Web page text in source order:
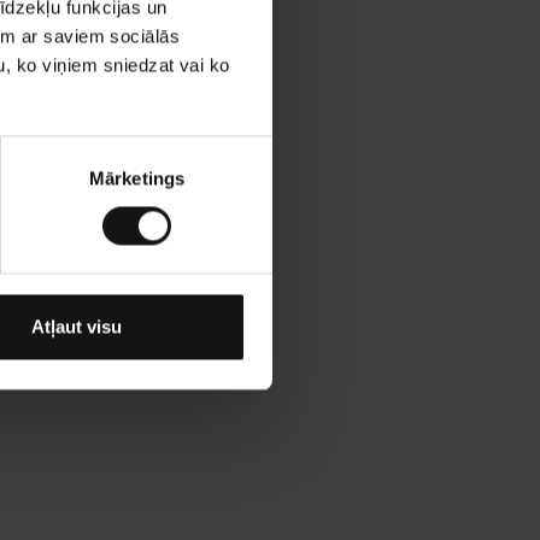
funkcijas un
ar saviem sociālās
ko viņiem sniedzat vai ko
Mārketings
Atļaut visu